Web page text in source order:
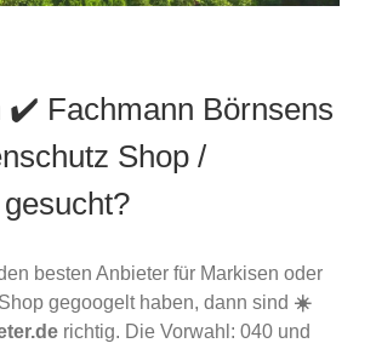
✔️ Fachmann Börnsens
Shop /
besten Anbieter für Markisen oder
gegoogelt haben, dann sind ☀️
richtig. Die Vorwahl: 040 und